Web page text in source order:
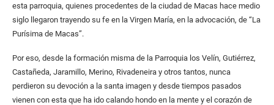
esta parroquia, quienes procedentes de la ciudad de Macas hace medio
siglo llegaron trayendo su fe en la Virgen María, en la advocación, de “La
Purísima de Macas”.
Por eso, desde la formación misma de la Parroquia los Velín, Gutiérrez,
Castañeda, Jaramillo, Merino, Rivadeneira y otros tantos, nunca
perdieron su devoción a la santa imagen y desde tiempos pasados
vienen con esta que ha ido calando hondo en la mente y el corazón de